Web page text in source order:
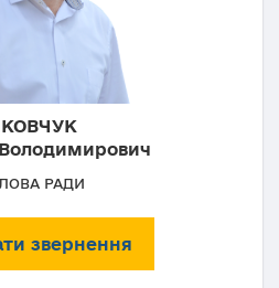
РАДИ
звернення